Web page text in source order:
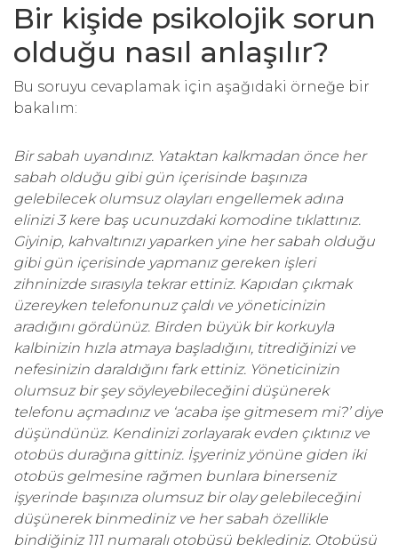
Bir kişide psikolojik sorun
olduğu nasıl anlaşılır?
Bu soruyu cevaplamak için aşağıdaki örneğe bir
bakalım:
Bir sabah uyandınız. Yataktan kalkmadan önce her
sabah olduğu gibi gün içerisinde başınıza
gelebilecek olumsuz olayları engellemek adına
elinizi 3 kere baş ucunuzdaki komodine tıklattınız.
Giyinip, kahvaltınızı yaparken yine her sabah olduğu
gibi gün içerisinde yapmanız gereken işleri
zihninizde sırasıyla tekrar ettiniz. Kapıdan çıkmak
üzereyken telefonunuz çaldı ve yöneticinizin
aradığını gördünüz. Birden büyük bir korkuyla
kalbinizin hızla atmaya başladığını, titrediğinizi ve
nefesinizin daraldığını fark ettiniz. Yöneticinizin
olumsuz bir şey söyleyebileceğini düşünerek
telefonu açmadınız ve ‘acaba işe gitmesem mi?’ diye
düşündünüz. Kendinizi zorlayarak evden çıktınız ve
otobüs durağına gittiniz. İşyeriniz yönüne giden iki
otobüs gelmesine rağmen bunlara binerseniz
işyerinde başınıza olumsuz bir olay gelebileceğini
düşünerek binmediniz ve her sabah özellikle
bindiğiniz 111 numaralı otobüsü beklediniz. Otobüsü